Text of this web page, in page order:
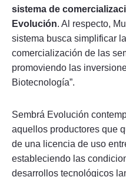
sistema de
Evolución. Al respecto,
sistema busca simplificar
comercialización de las
promoviendo las
Biotecnología”.
Sembrá Evolución
aquellos productores que
de una licencia de uso
estableciendo las
desarrollos tecnológicos